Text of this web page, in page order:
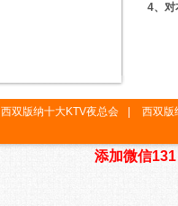
4、对
添加微信
西双版纳十大KTV夜总会 西双版